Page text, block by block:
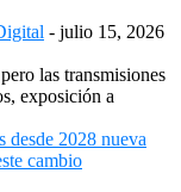
- julio 15, 2026
las transmisiones
exposición a